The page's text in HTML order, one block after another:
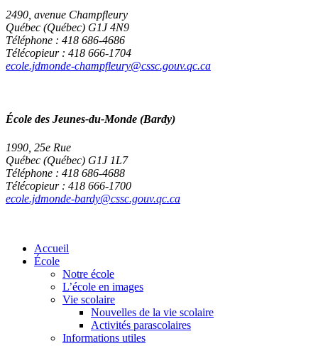
2490, avenue Champfleury
Québec (Québec) G1J 4N9
Téléphone : 418 686-4686
Télécopieur : 418 666-1704
ecole.jdmonde-champfleury@cssc.gouv.qc.ca
École des Jeunes-du-Monde (Bardy)
1990, 25e Rue
Québec (Québec) G1J 1L7
Téléphone : 418 686-4688
Télécopieur : 418 666-1700
ecole.jdmonde-bardy@cssc.gouv.qc.ca
Accueil
École
Notre école
L’école en images
Vie scolaire
Nouvelles de la vie scolaire
Activités parascolaires
Informations utiles